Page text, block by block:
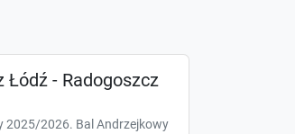
- Radogoszcz
2025/2026. Bal Andrzejkowy